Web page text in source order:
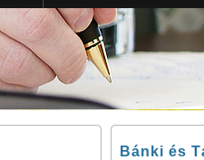
Bánki és